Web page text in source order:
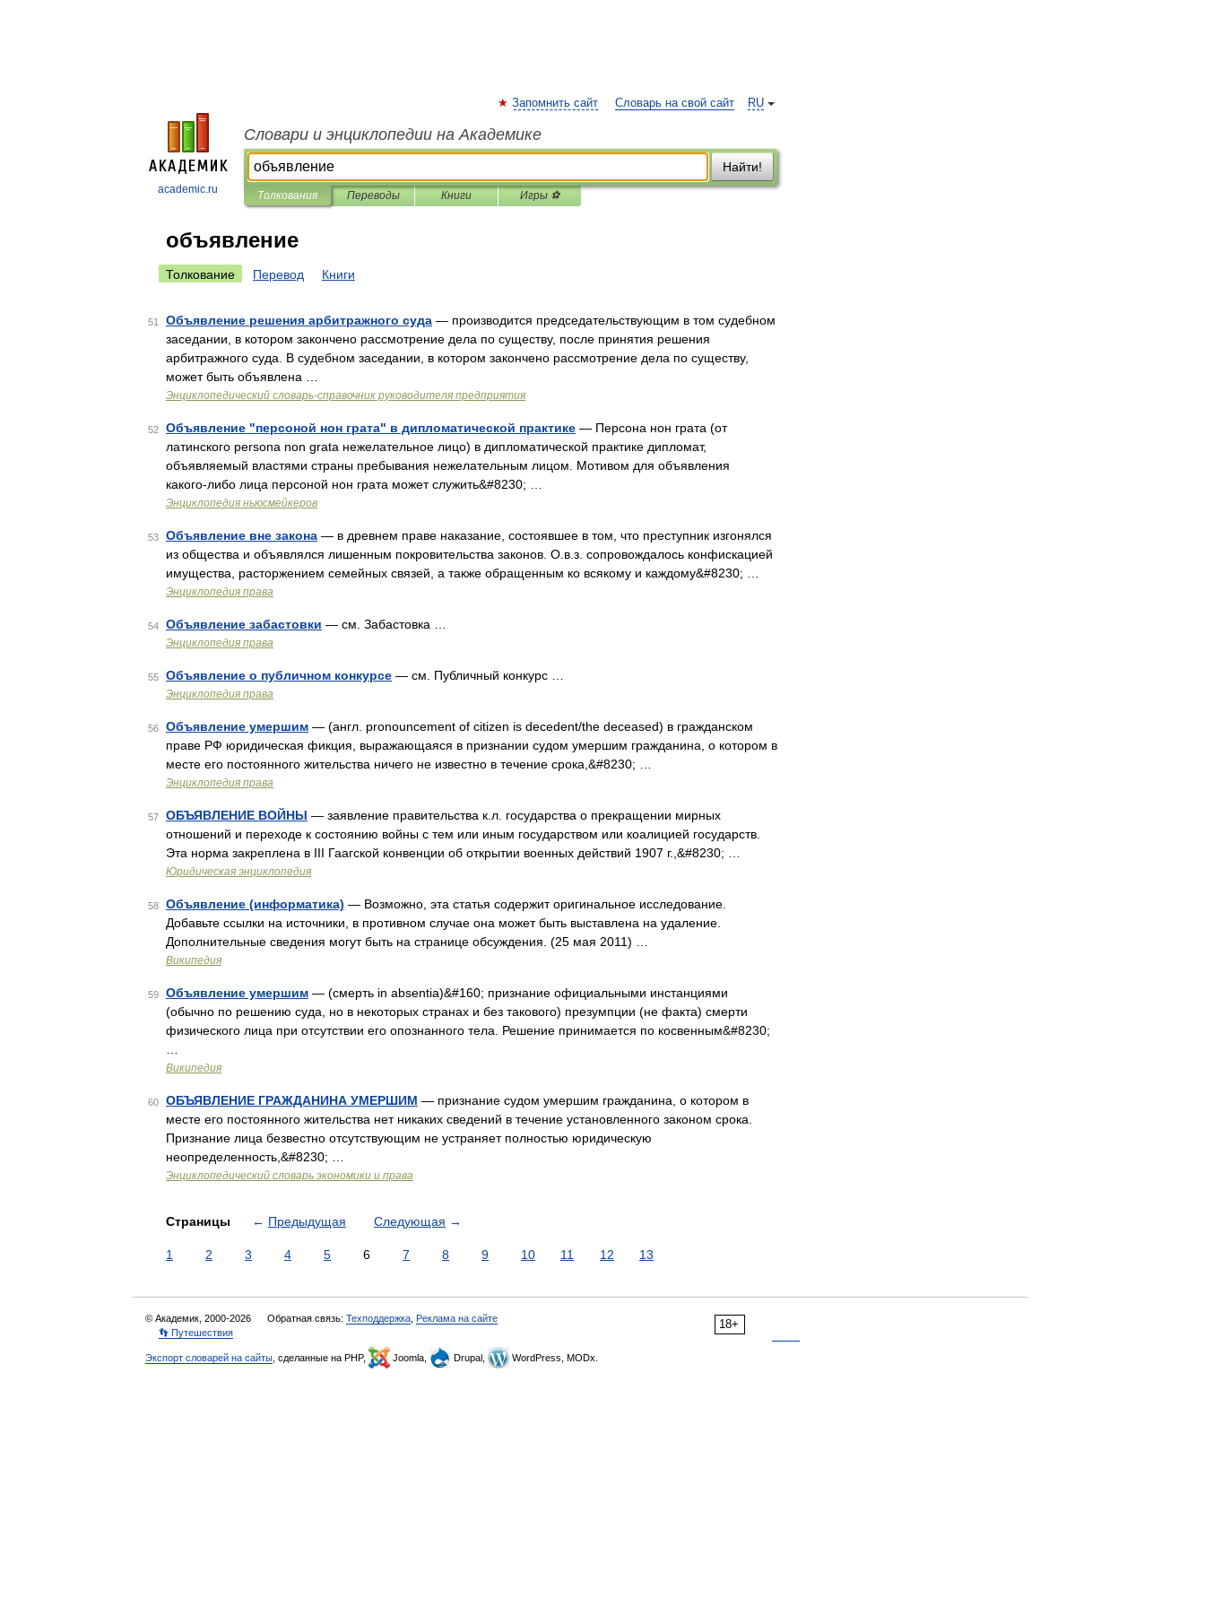
academic.ru
RU
Запомнить сайт Словарь на свой сайт
Словари и энциклопедии на Академике
Найти!
Толкования Переводы Книги Игры ⚽
объявление
Толкование Перевод Книги
51 Объявление решения арбитражного суда — производится председательствующим в том судебном
заседании, в котором закончено рассмотрение дела по существу, после принятия решения
арбитражного суда. В судебном заседании, в котором закончено рассмотрение дела по существу,
может быть объявлена …
Энциклопедический словарь-справочник руководителя предприятия
52 Объявление "персоной нон грата" в дипломатической практике — Персона нон грата (от
латинского persona non grata нежелательное лицо) в дипломатической практике дипломат,
объявляемый властями страны пребывания нежелательным лицом. Мотивом для объявления
какого‑либо лица персоной нон грата может служить&#8230; …
Энциклопедия ньюсмейкеров
53 Объявление вне закона — в древнем праве наказание, состоявшее в том, что преступник изгонялся
из общества и объявлялся лишенным покровительства законов. О.в.з. сопровождалось конфискацией
имущества, расторжением семейных связей, а также обращенным ко всякому и каждому&#8230; …
Энциклопедия права
54 Объявление забастовки — см. Забастовка …
Энциклопедия права
55 Объявление о публичном конкурсе — см. Публичный конкурс …
Энциклопедия права
56 Объявление умершим — (англ. pronouncement of citizen is decedent/the deceased) в гражданском
праве РФ юридическая фикция, выражающаяся в признании судом умершим гражданина, о котором в
месте его постоянного жительства ничего не известно в течение срока,&#8230; …
Энциклопедия права
57 ОБЪЯВЛЕНИЕ ВОЙНЫ — заявление правительства к.л. государства о прекращении мирных
отношений и переходе к состоянию войны с тем или иным государством или коалицией государств.
Эта норма закреплена в III Гаагской конвенции об открытии военных действий 1907 г.,&#8230; …
Юридическая энциклопедия
58 Объявление (информатика) — Возможно, эта статья содержит оригинальное исследование.
Добавьте ссылки на источники, в противном случае она может быть выставлена на удаление.
Дополнительные сведения могут быть на странице обсуждения. (25 мая 2011) …
Википедия
59 Объявление умершим — (смерть in absentia)&#160; признание официальными инстанциями
(обычно по решению суда, но в некоторых странах и без такового) презумпции (не факта) смерти
физического лица при отсутствии его опознанного тела. Решение принимается по косвенным&#8230;
Википедия
60 ОБЪЯВЛЕНИЕ ГРАЖДАНИНА УМЕРШИМ — признание судом умершим гражданина, о котором в
месте его постоянного жительства нет никаких сведений в течение установленного законом срока.
Признание лица безвестно отсутствующим не устраняет полностью юридическую
неопределенность,&#8230; …
Энциклопедический словарь экономики и права
Страницы ← Предыдущая Следующая →
1 2 3 4 5 6 7 8 9 10 11 12 13
18+
© Академик, 2000-2026 Обратная связь: Техподдержка Реклама на сайте
👣 Путешествия
Экспорт словарей на сайты , сделанные на PHP, Joomla, Drupal, WordPress, MODx.